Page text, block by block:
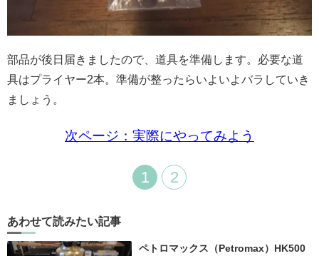
部品が後日届きましたので、道具を準備します。必要な道
具はプライヤー2本。準備が整ったらいよいよバラしていき
ましょう。
次ページ：実際にやってみよう
1 2
あわせて読みたい記事
ペトロマックス（Petromax）HK500